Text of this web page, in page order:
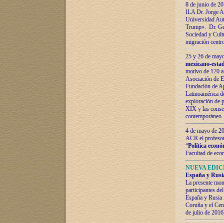
8 de junio de
ILA Dr. Jorge
Universidad
Trump». Dr.
Sociedad y
migración
25 y 26 de
mexicano-
motivo de 170
Asociación de
Fundación de
Latinoamérica
exploración de
XIX y las
contemporáneo
4 de mayo de
ACR el
“Política
Facultad de
NUEVA
España y
La presente
participantes
España y
Coruña y el
de julio de